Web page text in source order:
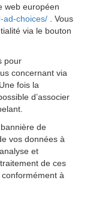
web européen
ad-choices/
. Vous
via le bouton
pour
concernant via
fois la
d’associer
de
vos données à
et
de ces
à